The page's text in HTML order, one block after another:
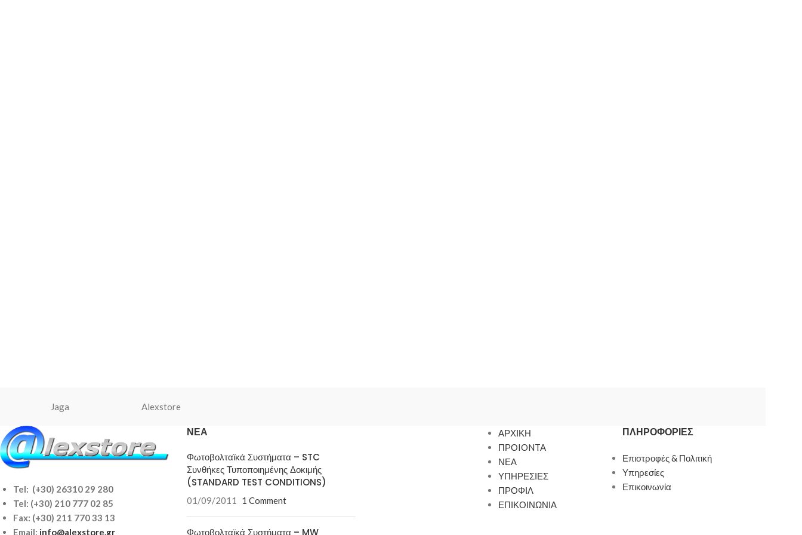
Jaga Alexstore
Tel: (+30) 26310 29 280
Tel: (+30) 210 777 02 85
Fax: (+30) 211 770 33 13
Email: info@alexstore.gr
ΝΈΑ
Φωτοβολταϊκά Συστήματα – STC
Συνθήκες Τυποποιημένης Δοκιμής
(STANDARD TEST CONDITIONS)
01/09/2011 1 Comment
Φωτοβολταϊκά Συστήματα – MW
ΑΡΧΙΚΗ
ΠΡΟIONTA
ΝΕΑ
ΥΠΗΡΕΣΙΕΣ
ΠΡΟΦΙΛ
ΕΠΙΚΟΙΝΩΝΙΑ
ΠΛΗΡΟΦΟΡΊΕΣ
Επιστροφές & Πολιτική
Υπηρεσίες
Επικοινωνία